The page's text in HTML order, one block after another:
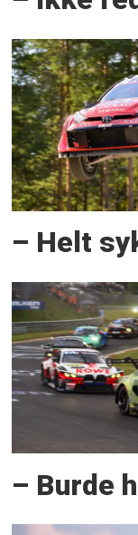
– Helt
– Burde